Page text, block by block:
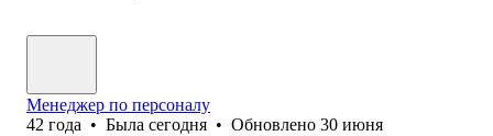
Менеджер по персоналу
42 года • Была сегодня • Обновлено 30 июня